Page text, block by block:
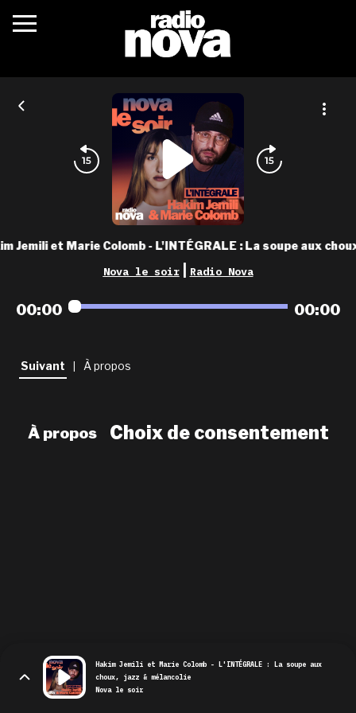
c’était quoi ?
actualités
podcasts
fréquences
nova aime
les grilles
playlists
newsletter
Jemili et Marie Colomb - L'INTÉGRALE : La soupe aux
Nova le soir Radio Nova
00:00 00:00
Suivant À propos
À propos Choix de consentement
Hakim Jemili et Marie Colomb - L'INTÉGRALE : La soupe aux
choux, jazz & mélancolie
Nova le soir